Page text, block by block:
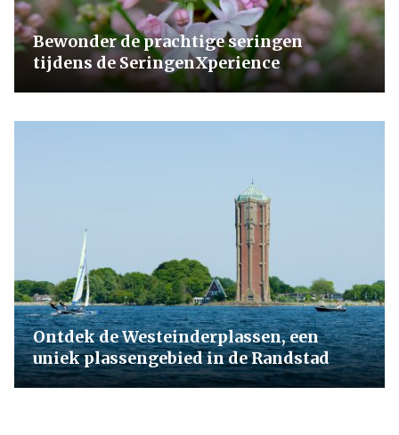
Bewonder de prachtige seringen
tijdens de SeringenXperience
Ontdek de Westeinderplassen, een
uniek plassengebied in de Randstad